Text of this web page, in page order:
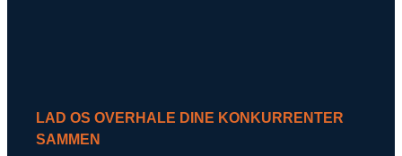
LAD OS OVERHALE DINE KONKURRENTER
SAMMEN